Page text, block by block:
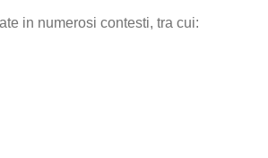
in numerosi contesti, tra cui: